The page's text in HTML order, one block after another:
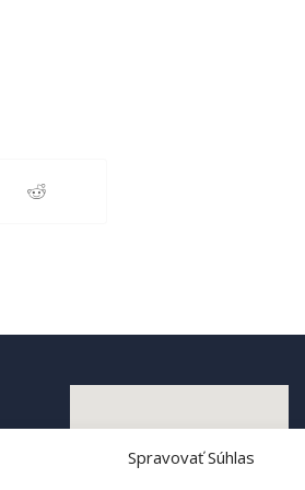
Spravovať Súhlas